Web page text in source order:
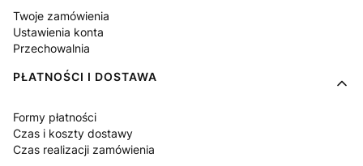
Twoje zamówienia
Ustawienia konta
Przechowalnia
PŁATNOŚCI I DOSTAWA
Formy płatności
Czas i koszty dostawy
Czas realizacji zamówienia